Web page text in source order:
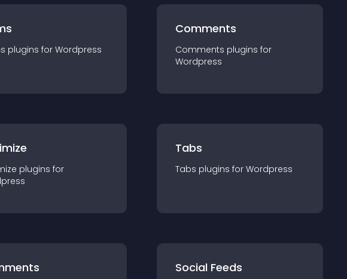
plugins for Wordpress
Comments
Comments plugins for
Wordpress
plugins for
Tabs
Tabs plugins for Wordpress
Social Feeds